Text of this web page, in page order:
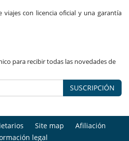
viajes con licencia oficial y una garantía
para recibir todas las novedades de
SUSCRIPCIÓN
Site map
Afiliación
legal